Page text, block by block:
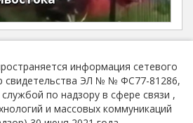
информация сетевого
свидетельства ЭЛ № № ФС77-81286,
по надзору в сфере связи ,
и массовых коммуникаций